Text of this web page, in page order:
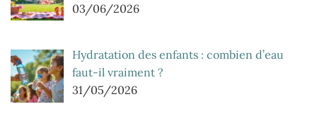
03/06/2026
Hydratation des enfants : combien d’eau
faut-il vraiment ?
31/05/2026